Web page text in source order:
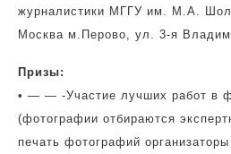
журналистики МГГУ им. М.А.
Москва м.Перово, ул. 3-я
Призы:
• — — -Участие лучших работ в
(фотографии отбираются
печать фотографий организаторы